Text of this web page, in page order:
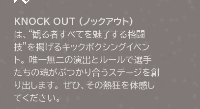
KNOCK OUT (ノックアウト)
は、“観る者すべてを魅了する格闘
技”を掲げるキックボクシングイベン
ト。 唯一無二の演出とルールで選手
たちの魂がぶつかり合うステージを創
り出します。 ぜひ、その熱狂を体感し
てください。